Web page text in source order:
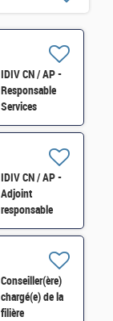
IDIV CN / AP -
Responsable
Services
d'Appui aux
Entreprises SA-
SIE à Verdun
H/F
IDIV CN / AP -
Adjoint
responsable
division des
locales (DCL)
H/F
Conseiller(ère)
chargé(e) de la
filière